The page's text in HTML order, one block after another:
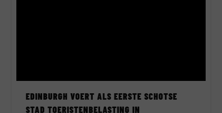
EDINBURGH VOERT ALS EERSTE SCHOTSE
STAD TOERISTENBELASTING IN